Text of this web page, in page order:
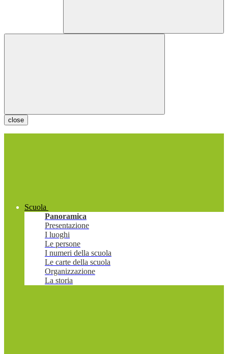
close
Scuola
Panoramica
Presentazione
I luoghi
Le persone
I numeri della scuola
Le carte della scuola
Organizzazione
La storia